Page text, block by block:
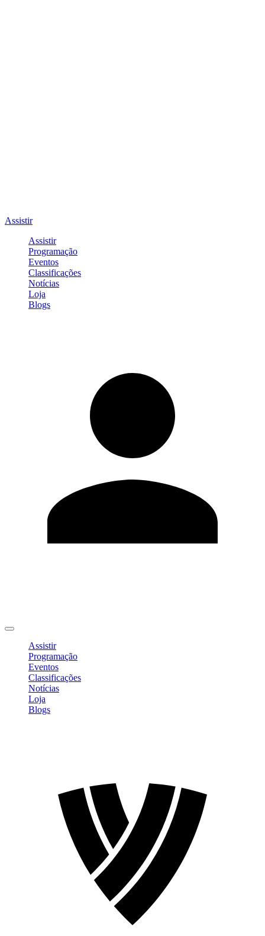
Assistir
Assistir
Programação
Eventos
Classificações
Notícias
Loja
Blogs
Assistir
Programação
Eventos
Classificações
Notícias
Loja
Blogs